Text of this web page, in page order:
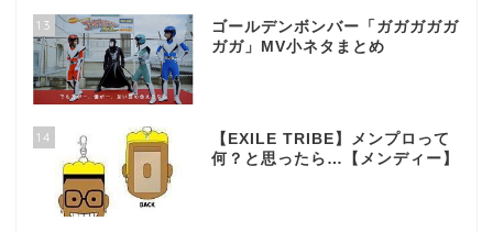
13
ゴールデンボンバー「ガガガガガ
ガガ」MV小ネタまとめ
14
【EXILE TRIBE】メンプロって
何？と思ったら…【メンディー】